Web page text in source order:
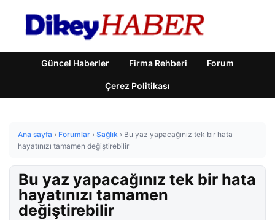
Güncel Haberler Firma Rehberi Forum
Çerez Politikası
Ana sayfa › Forumlar › Sağlık › Bu yaz yapacağınız tek bir hata
hayatınızı tamamen değiştirebilir
Bu yaz yapacağınız tek bir hata
hayatınızı tamamen
değiştirebilir